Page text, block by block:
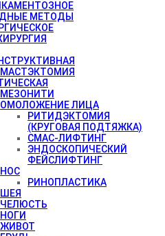
МЕТОДЫ
МАСТЭКТОМИЯ
МЕЗОНИТИ
ОМОЛОЖЕНИЕ ЛИЦА
РИТИДЭКТОМИЯ
(КРУГОВАЯ ПОДТЯЖКА)
СМАС-ЛИФТИНГ
ЭНДОСКОПИЧЕСКИЙ
ФЕЙСЛИФТИНГ
НОС
РИНОПЛАСТИКА
ШЕЯ
ЧЕЛЮСТЬ
НОГИ
ЖИВОТ